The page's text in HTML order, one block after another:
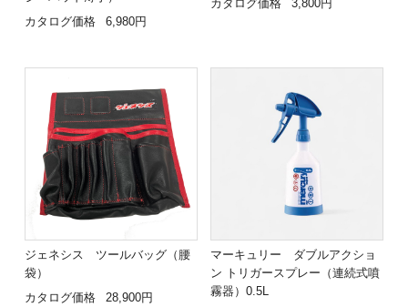
カタログ価格
6,980円
カタログ価格
3,800円
ジェネシス ツールバッグ（腰
袋）
カタログ価格
28,900円
マーキュリー ダブルアクショ
ン トリガースプレー（連続式噴
霧器）0.5L